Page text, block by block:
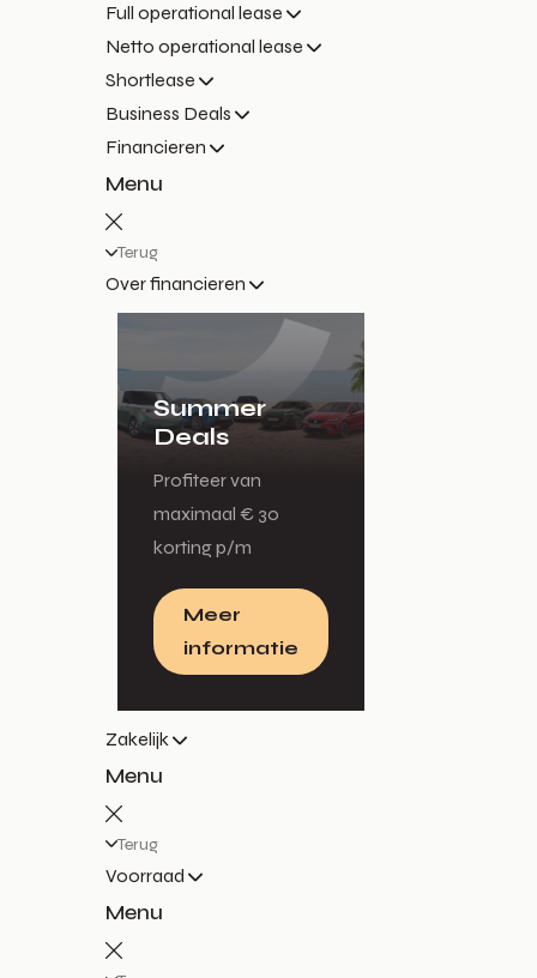
Full operational lease
Netto operational lease
Shortlease
Business Deals
Financieren
Menu
Terug
Over financieren
Summer
Deals
Profiteer van
maximaal € 30
korting p/m
Meer
informatie
Zakelijk
Menu
Terug
Voorraad
Menu